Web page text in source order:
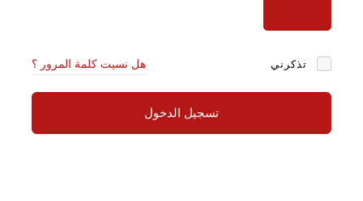
تذكرني هل نسيت كلمة المرور ؟
تسجيل الدخول